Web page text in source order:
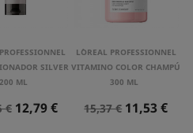
SILVER
200 ML
€ Precio
12,79 €
L´OREAL PROFESSIONNEL
VITAMINO COLOR CHAMPÚ
300 ML
Precio
15,37 € Precio
11,53 €